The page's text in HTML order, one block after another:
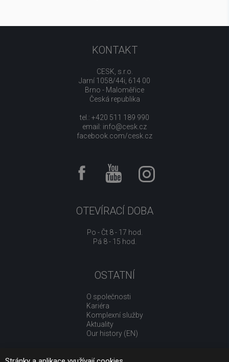
KONTAKT
CESK, s.r.o.
Jarní 1058/44i, 614 00
Brno - Maloměřice
Česká republika
tel.: +420 511 189 990
email: info@cesk.cz
facebook.com/cesk.cz
OTEVÍRACÍ DOBA
Po - Čt 8 - 17 hod.
Pá 8 - 15 hod.
OSTATNÍ
O společnosti
Kariéra
Komplexní služby
Aktuality
Our history (EN)